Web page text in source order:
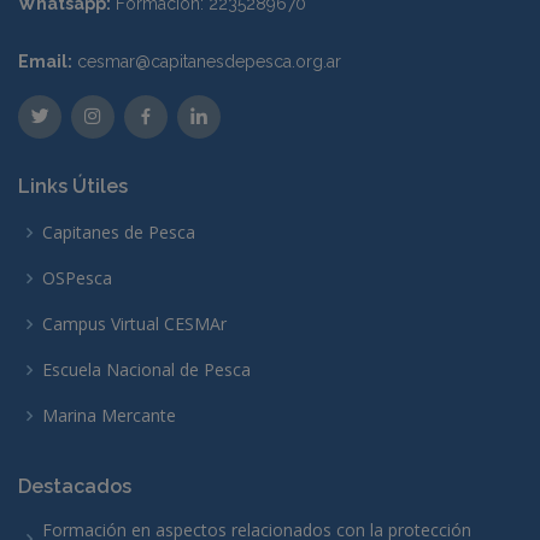
Email: cesmar@capitanesdepesca.org.ar
Links Útiles
Capitanes de Pesca
OSPesca
Campus Virtual CESMAr
Escuela Nacional de Pesca
Marina Mercante
Destacados
Formación en aspectos relacionados con la protección